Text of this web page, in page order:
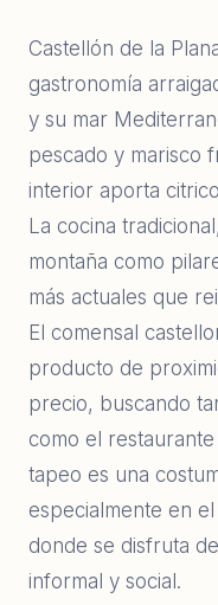
Castellón de la
gastronomía
y su mar
pescado y marisco
interior aporta
La cocina
montaña como
más actuales que
El comensal
producto de
precio, buscando
como el
tapeo es una
especialmente en
donde se disfruta
informal y social.